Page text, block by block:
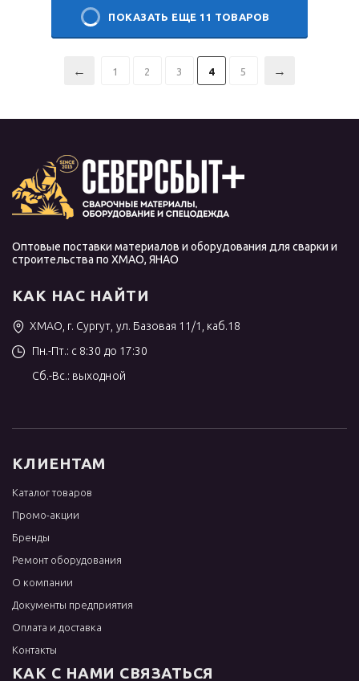
ПОКАЗАТЬ ЕЩЕ 11 ТОВАРОВ
1 2 3 4 5
Оптовые поставки материалов и оборудования для сварки и
строительства по ХМАО, ЯНАО
КАК НАС НАЙТИ
ХМАО, г. Сургут, ул. Базовая 11/1, каб.18
Пн.-Пт.: с 8:30 до 17:30
Сб.-Вс.: выходной
КЛИЕНТАМ
Каталог товаров
Промо-акции
Бренды
Ремонт оборудования
О компании
Документы предприятия
Оплата и доставка
Контакты
КАК С НАМИ СВЯЗАТЬСЯ